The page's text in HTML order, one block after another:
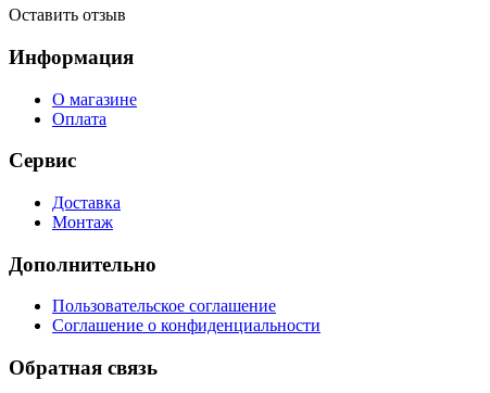
Оставить отзыв
Информация
О магазине
Оплата
Сервис
Доставка
Монтаж
Дополнительно
Пользовательское соглашение
Соглашение о конфиденциальности
Обратная связь